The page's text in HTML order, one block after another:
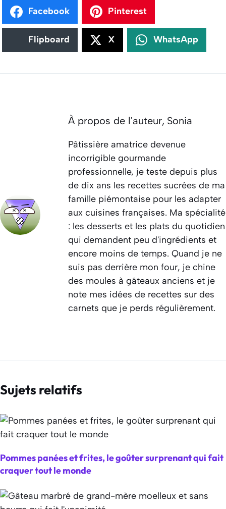
Facebook Pinterest
Flipboard X WhatsApp
À propos de l'auteur, Sonia
Pâtissière amatrice devenue
incorrigible gourmande
professionnelle, je teste depuis plus
de dix ans les recettes sucrées de ma
famille piémontaise pour les adapter
aux cuisines françaises. Ma spécialité
: les desserts et les plats du quotidien
qui demandent peu d'ingrédients et
encore moins de temps. Quand je ne
suis pas derrière mon four, je chine
des moules à gâteaux anciens et je
note mes idées de recettes sur des
carnets que je perds régulièrement.
Sujets relatifs
Pommes panées et frites, le goûter surprenant qui fait
craquer tout le monde